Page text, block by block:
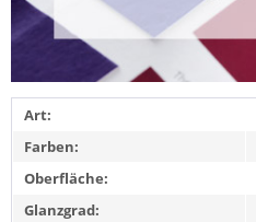
Art:
Farben:
Oberfläche:
Glanzgrad: